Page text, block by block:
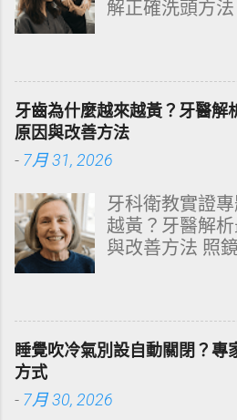
解正確洗頭方
構化思維，拆
康髮質。 💡 理
天天洗頭，頭皮
油、發癢，甚至
數人的頭皮問題
了」。當你蓮
一秒就把濃縮
上時，你已經親
過嚴密的邏輯
快速導覽目錄
立刻塗洗髮精，
Wash）」的物
牙齒為什麼越來越黃？牙醫解
原因與改善方法
- 7月 31, 2026
牙科衛教實證
越黃？牙醫解
與改善方法 照
文由專業牙科
源性染色成因
改善與美白對策
琺瑯質與象牙質
睡覺吹冷氣別設自動關閉？專
方式
- 7月 30, 2026